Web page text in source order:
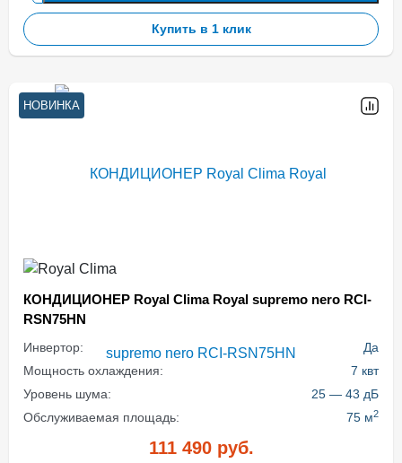
Купить в 1 клик
НОВИНКА
КОНДИЦИОНЕР Royal Clima Royal supremo nero RCI-
RSN75HN
Инвертор:
Да
Мощность охлаждения:
7 квт
Уровень шума:
25 — 43 дБ
Обслуживаемая площадь:
75 м2
111 490руб.